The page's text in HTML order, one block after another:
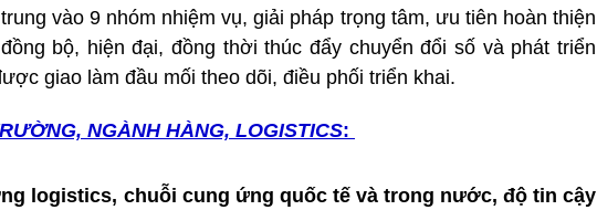
vào 9 nhóm nhiệm vụ, giải pháp trọng tâm, ưu tiên hoàn thiện
bộ, hiện đại, đồng thời thúc đẩy chuyển đổi số và phát triển
giao làm đầu mối theo dõi, điều phối triển khai.
NGÀNH HÀNG, LOGISTICS:
logistics, chuỗi cung ứng quốc tế và trong nước, độ tin cậy